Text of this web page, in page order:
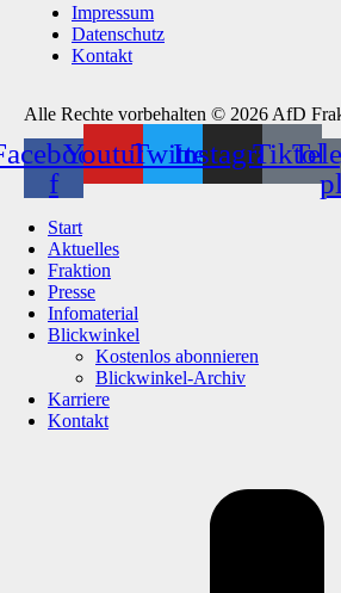
Impressum
Datenschutz
Kontakt
Alle Rechte vorbehalten © 2026 AfD
f
YoutubeTwitterInstagramTiktok
Start
Aktuelles
Fraktion
Presse
Infomaterial
Blickwinkel
Kostenlos abonnieren
Blickwinkel-Archiv
Karriere
Kontakt